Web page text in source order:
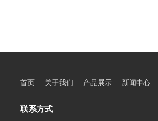
首页 关于我们 产品展示 新闻中心
联系方式